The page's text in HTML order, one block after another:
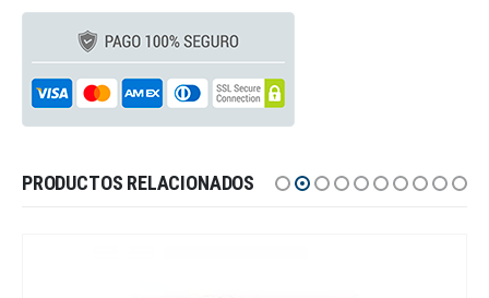
PRODUCTOS RELACIONADOS